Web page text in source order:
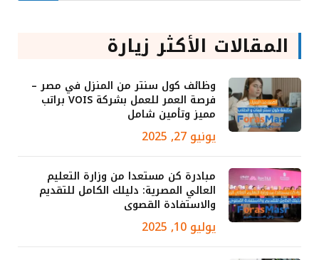
المقالات الأكثر زيارة
وظائف كول سنتر من المنزل في مصر –
فرصة العمر للعمل بشركة VOIS براتب
مميز وتأمين شامل
يونيو 27, 2025
مبادرة كن مستعدا من وزارة التعليم
العالي المصرية: دليلك الكامل للتقديم
والاستفادة القصوى
يوليو 10, 2025